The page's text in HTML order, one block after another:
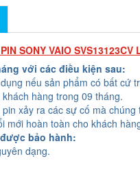
SONY VAIO SVS13123CV
với các điều kiện sau:
nếu sản phẩm có bất cứ
hàng trong 09 tháng.
xảy ra các sự cố mà
mới hoàn toàn cho khách
bảo hành:
dạng.